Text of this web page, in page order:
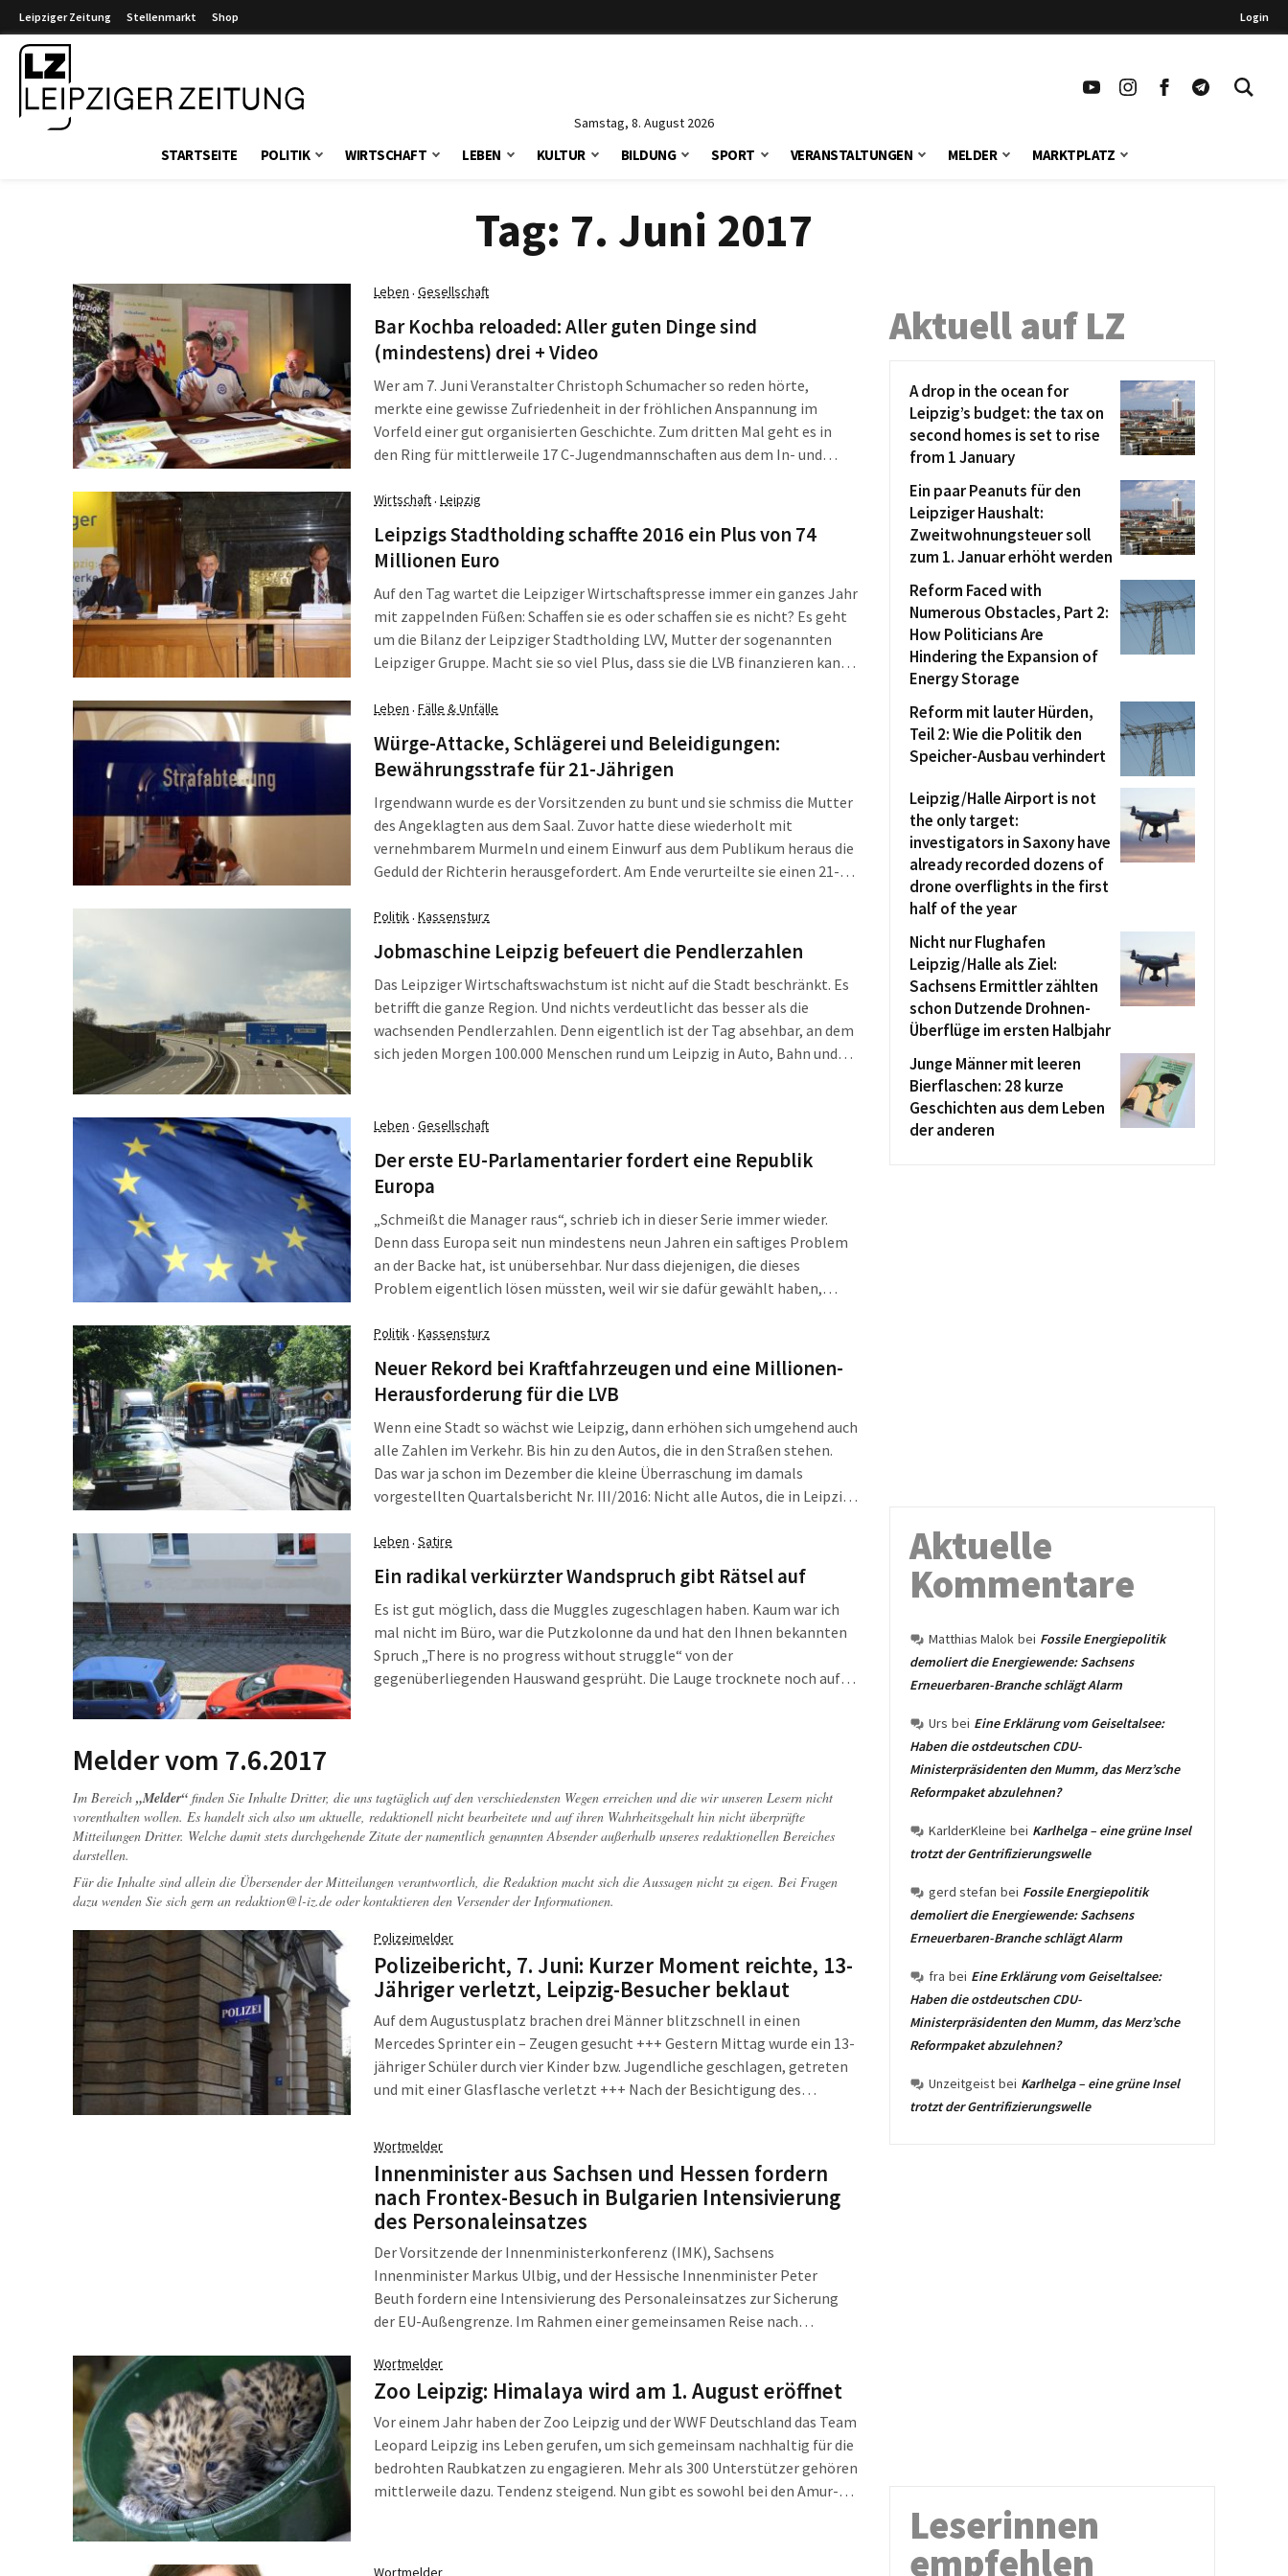
Leipziger Zeitung Stellenmarkt Shop Login
Samstag, 8. August 2026
STARTSEITE POLITIK WIRTSCHAFT LEBEN KULTUR BILDUNG SPORT VERANSTALTUNGEN MELDER MARKTPLATZ
Tag: 7. Juni 2017
Leben · Gesellschaft
Bar Kochba reloaded: Aller guten Dinge sind
(mindestens) drei + Video
Wer am 7. Juni Veranstalter Christoph Schumacher so reden hörte,
merkte eine gewisse Zufriedenheit in der fröhlichen Anspannung im
Vorfeld einer gut organisierten Geschichte. Zum dritten Mal geht es in
den Ring für mittlerweile 17 C-Jugendmannschaften aus dem In- und
und Leo Bartfeld Cup“, längst aber auch beim Traditionsspiel der national
besetzten Promiauswahl des SK Bar Kochba gegen die 1.
Männermannschaft der BSG Chemie. Gewachsen sei es, das
„Internationale Fußballbegegnungsfest 2017“, welches auch in diesem
Jahr im Ariowitschhaus, im Alfred-Kunze-Sportpark und in der
Sportschule „Egidius Braun“ Station macht, heißt es im Vorfeld. Und der
Gedanke wird immer glaubwürdiger: Verbinden. Geschichte mit
Gegenwart. Weltweit und in Leipzig.
Wirtschaft· Leipzig
Leipzigs Stadtholding schaffte 2016 ein Plus von 74
Millionen Euro
Auf den Tag wartet die Leipziger Wirtschaftspresse immer ein ganzes Jahr
mit zappelnden Füßen: Schaffen sie es oder schaffen sie es nicht? Es geht
um die Bilanz der Leipziger Stadtholding LVV, Mutter der sogenannten
Leipziger Gruppe. Macht sie so viel Plus, dass sie die LVB finanzieren kann,
Bilanzpressekonferenz für das Jahr 2016. 73,9 Millionen Euro Plus hat die
LVV 2016 erwirtschaftet.
Leben · Fälle & Unfälle
Würge-Attacke, Schlägerei und Beleidigungen:
Bewährungsstrafe für 21-Jährigen
Irgendwann wurde es der Vorsitzenden zu bunt und sie schmiss die Mutter
des Angeklagten aus dem Saal. Zuvor hatte diese wiederholt mit
vernehmbarem Murmeln und einem Einwurf aus dem Publikum heraus die
Geduld der Richterin herausgefordert. Am Ende verurteilte sie einen 21-
hintereinander durch massive Beleidigungen, eine Würgeattacke und eine
Schlägerei aufgefallen war.
Politik· Kassensturz
Jobmaschine Leipzig befeuert die Pendlerzahlen
Das Leipziger Wirtschaftswachstum ist nicht auf die Stadt beschränkt. Es
betrifft die ganze Region. Und nichts verdeutlicht das besser als die
wachsenden Pendlerzahlen. Denn eigentlich ist der Tag absehbar, an dem
sich jeden Morgen 100.000 Menschen rund um Leipzig in Auto, Bahn und
Leben · Gesellschaft
Der erste EU-Parlamentarier fordert eine Republik
Europa
„Schmeißt die Manager raus“, schrieb ich in dieser Serie immer wieder.
Denn dass Europa seit nun mindestens neun Jahren ein saftiges Problem
an der Backe hat, ist unübersehbar. Nur dass diejenigen, die dieses
Problem eigentlich lösen müssten, weil wir sie dafür gewählt haben,
Kesseltreiben. Sie haben es nicht kapiert. Aussitzen war noch nie eine
Politik· Kassensturz
Neuer Rekord bei Kraftfahrzeugen und eine Millionen-
Herausforderung für die LVB
Wenn eine Stadt so wächst wie Leipzig, dann erhöhen sich umgehend auch
alle Zahlen im Verkehr. Bis hin zu den Autos, die in den Straßen stehen.
Das war ja schon im Dezember die kleine Überraschung im damals
vorgestellten Quartalsbericht Nr. III/2016: Nicht alle Autos, die in Leipzig
Pkw-Zahl liegt 15 bis 20 Prozent über der amtlichen.
Leben · Satire
Ein radikal verkürzter Wandspruch gibt Rätsel auf
Es ist gut möglich, dass die Muggles zugeschlagen haben. Kaum war ich
mal nicht im Büro, war die Putzkolonne da und hat den Ihnen bekannten
Spruch „There is no progress without struggle“ von der
gegenüberliegenden Hauswand gesprüht. Die Lauge trocknete noch auf
Melder vom 7.6.2017
Im Bereich „Melder“ finden Sie Inhalte Dritter, die uns tagtäglich auf den verschiedensten Wegen erreichen und die wir unseren Lesern nicht
vorenthalten wollen. Es handelt sich also um aktuelle, redaktionell nicht bearbeitete und auf ihren Wahrheitsgehalt hin nicht überprüfte
Mitteilungen Dritter. Welche damit stets durchgehende Zitate der namentlich genannten Absender außerhalb unseres redaktionellen Bereiches
darstellen.
Für die Inhalte sind allein die Übersender der Mitteilungen verantwortlich, die Redaktion macht sich die Aussagen nicht zu eigen. Bei Fragen
dazu wenden Sie sich gern an redaktion@l-iz.de oder kontaktieren den Versender der Informationen.
Polizeimelder
Polizeibericht, 7. Juni: Kurzer Moment reichte, 13-
Jähriger verletzt, Leipzig-Besucher beklaut
Auf dem Augustusplatz brachen drei Männer blitzschnell in einen
Mercedes Sprinter ein – Zeugen gesucht +++ Gestern Mittag wurde ein 13-
jähriger Schüler durch vier Kinder bzw. Jugendliche geschlagen, getreten
und mit einer Glasflasche verletzt +++ Nach der Besichtigung des
fehlte.
Wortmelder
Innenminister aus Sachsen und Hessen fordern
nach Frontex-Besuch in Bulgarien Intensivierung
des Personaleinsatzes
Der Vorsitzende der Innenministerkonferenz (IMK), Sachsens
Innenminister Markus Ulbig, und der Hessische Innenminister Peter
Beuth fordern eine Intensivierung des Personaleinsatzes zur Sicherung
der EU-Außengrenze. Im Rahmen einer gemeinsamen Reise nach
Europäischen Grenzagentur Frontex an der EU-Außengrenze gemacht
und dabei auch die sechs vor Ort eingesetzten Polizeibeamten aus den
beiden Bundesländern besucht.
Wortmelder
Zoo Leipzig: Himalaya wird am 1. August eröffnet
Vor einem Jahr haben der Zoo Leipzig und der WWF Deutschland das Team
Leopard Leipzig ins Leben gerufen, um sich gemeinsam nachhaltig für die
bedrohten Raubkatzen zu engagieren. Mehr als 300 Unterstützer gehören
mittlerweile dazu. Tendenz steigend. Nun gibt es sowohl bei den Amur-
Wortmelder
Aktuell auf LZ
A drop in the ocean for
Leipzig’s budget: the tax on
second homes is set to rise
from 1 January
Ein paar Peanuts für den
Leipziger Haushalt:
Zweitwohnungsteuer soll
zum 1. Januar erhöht werden
Reform Faced with
Numerous Obstacles, Part 2:
How Politicians Are
Hindering the Expansion of
Energy Storage
Reform mit lauter Hürden,
Teil 2: Wie die Politik den
Speicher-Ausbau verhindert
Leipzig/Halle Airport is not
the only target:
investigators in Saxony have
already recorded dozens of
drone overflights in the first
half of the year
Nicht nur Flughafen
Leipzig/Halle als Ziel:
Sachsens Ermittler zählten
schon Dutzende Drohnen-
Überflüge im ersten Halbjahr
Junge Männer mit leeren
Bierflaschen: 28 kurze
Geschichten aus dem Leben
der anderen
Aktuelle
Kommentare
Matthias Malok bei Fossile Energiepolitik
demoliert die Energiewende: Sachsens
Erneuerbaren-Branche schlägt Alarm
Urs bei Eine Erklärung vom Geiseltalsee:
Haben die ostdeutschen CDU-
Ministerpräsidenten den Mumm, das Merz’sche
Reformpaket abzulehnen?
KarlderKleine bei Karlhelga – eine grüne Insel
trotzt der Gentrifizierungswelle
gerd stefan bei Fossile Energiepolitik
demoliert die Energiewende: Sachsens
Erneuerbaren-Branche schlägt Alarm
fra bei Eine Erklärung vom Geiseltalsee:
Haben die ostdeutschen CDU-
Ministerpräsidenten den Mumm, das Merz’sche
Reformpaket abzulehnen?
Unzeitgeist bei Karlhelga – eine grüne Insel
trotzt der Gentrifizierungswelle
Leserinnen
empfehlen